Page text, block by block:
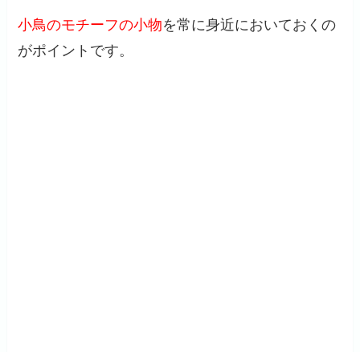
小鳥のモチーフの小物を常に身近においておくの
がポイントです。